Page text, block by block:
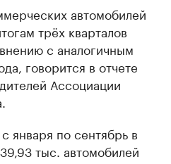
автомобилей
трёх кварталов
с аналогичным
говорится в отчете
Ассоциации
января по сентябрь в
тыс. автомобилей